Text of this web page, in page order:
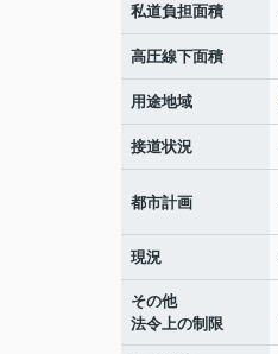
私道負担面積
高圧線下面積
用途地域
接道状況
都市計画
現況
その他
法令上の制限